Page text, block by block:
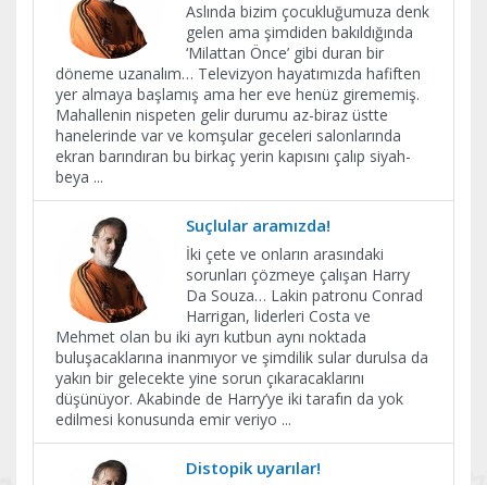
Aslında bizim çocukluğumuza denk
gelen ama şimdiden bakıldığında
‘Milattan Önce’ gibi duran bir
döneme uzanalım… Televizyon hayatımızda hafiften
yer almaya başlamış ama her eve henüz girememiş.
Mahallenin nispeten gelir durumu az-biraz üstte
hanelerinde var ve komşular geceleri salonlarında
ekran barındıran bu birkaç yerin kapısını çalıp siyah-
beya ...
Suçlular aramızda!
İki çete ve onların arasındaki
sorunları çözmeye çalışan Harry
Da Souza… Lakin patronu Conrad
Harrigan, liderleri Costa ve
Mehmet olan bu iki ayrı kutbun aynı noktada
buluşacaklarına inanmıyor ve şimdilik sular durulsa da
yakın bir gelecekte yine sorun çıkaracaklarını
düşünüyor. Akabinde de Harry’ye iki tarafın da yok
edilmesi konusunda emir veriyo ...
Distopik uyarılar!